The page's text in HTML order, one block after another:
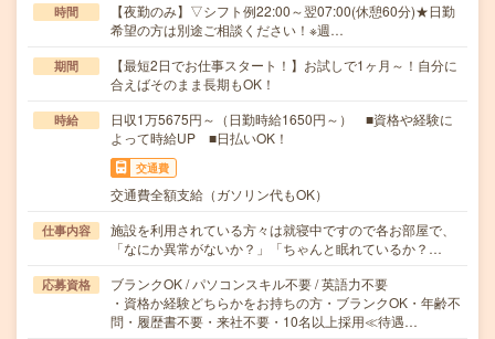
時間
【夜勤のみ】▽シフト例22:00～翌07:00(休憩60分)★日勤
希望の方は別途ご相談ください！※週…
期間
【最短2日でお仕事スタート！】お試しで1ヶ月～！自分に
合えばそのまま長期もOK！
時給
日収1万5675円～（日勤時給1650円～） ■資格や経験に
よって時給UP ■日払いOK！
交通費
交通費全額支給（ガソリン代もOK）
仕事内容
施設を利用されている方々は就寝中ですので各お部屋で、
「なにか異常がないか？」「ちゃんと眠れているか？…
応募資格
ブランクOK / パソコンスキル不要 / 英語力不要
・資格か経験どちらかをお持ちの方・ブランクOK・年齢不
問・履歴書不要・来社不要・10名以上採用≪待遇…